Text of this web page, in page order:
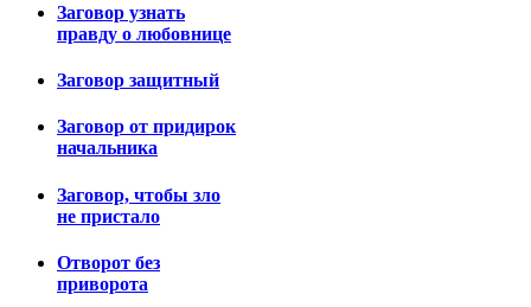
Заговор узнать
правду о любовнице
Заговор защитный
Заговор от придирок
начальника
Заговор, чтобы зло
не пристало
Отворот без
приворота